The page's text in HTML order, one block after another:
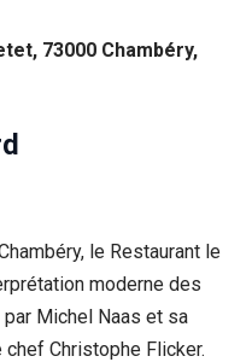
73000 Chambéry,
le Restaurant le
moderne des
Michel Naas et sa
Christophe Flicker.